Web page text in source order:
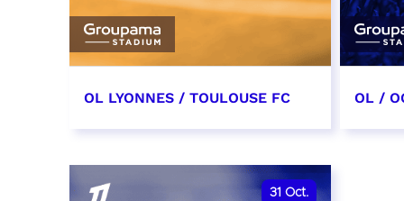
OL LYONNES / TOULOUSE FC
date et heure à confirmer
OL /
31 Oct.